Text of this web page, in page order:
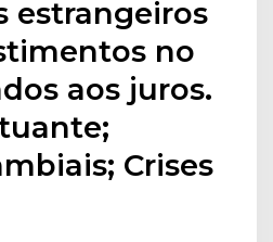
estrangeiros
no
aos juros.
Crises